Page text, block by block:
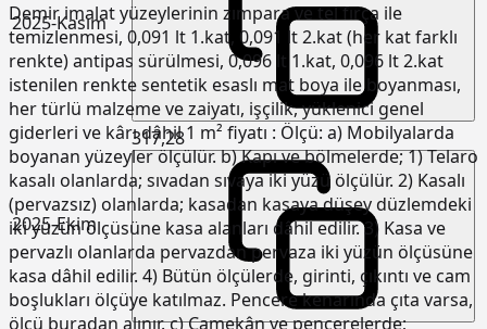
2025-Kasım
2025-Ekim
317,28
Demir imalat yüzeylerinin zımpara ve tel fırça ile
temizlenmesi, 0,091 lt 1.kat, 0,091 lt 2.kat (her kat farklı
renkte) antipas sürülmesi, 0,096 lt 1.kat, 0,096 lt 2.kat
istenilen renkte sentetik esaslı mat boya ile boyanması,
her türlü malzeme ve zaiyatı, işçilik, yüklenici genel
giderleri ve kârı dâhil 1 m² fiyatı : Ölçü: a) Mobilyalarda
boyanan yüzeyler ölçülür. b) Kapı ve bölmelerde; 1) Telaro
kasalı olanlarda; sıvadan sıvaya iki yüzü ölçülür. 2) Kasalı
(pervazsız) olanlarda; kasadan kasaya düşey düzlemdeki
iki yüzün ölçüsüne kasa alanları dâhil edilir. 3) Kasa ve
pervazlı olanlarda pervazdan pervaza iki yüzün ölçüsüne
kasa dâhil edilir. 4) Bütün ölçülerde, girinti, çıkıntı ve cam
boşlukları ölçüye katılmaz. Pencere kenarında çıta varsa,
ölçü buradan alınır. c) Camekân ve pencerelerde;